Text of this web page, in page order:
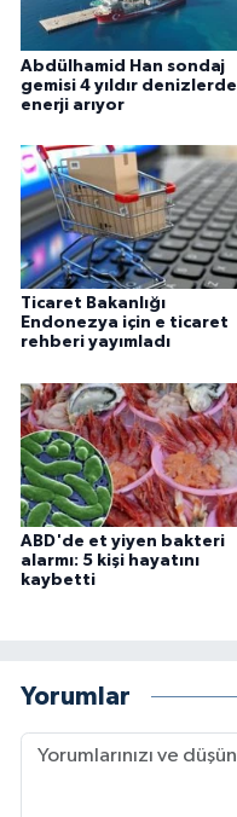
Abdülhamid Han sondaj
gemisi 4 yıldır denizlerde
enerji arıyor
Ticaret Bakanlığı
Endonezya için e ticaret
rehberi yayımladı
ABD'de et yiyen bakteri
alarmı: 5 kişi hayatını
kaybetti
Yorumlar